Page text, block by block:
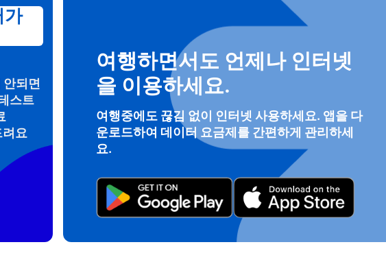
팝업 닫기
do I get my eSim?
get your eSIM, start by checking if your device supports eSIM technology.
contact your mobile carrier to request an eSIM activation. They will
you with a QR code or activation details that you can scan or enter
your device settings. Once activated, you can enjoy the benefits of eSIM
가
되면
스트
려요
여행하면서도 언제나 인터넷
을 이용하세요.
여행중에도 끊김 없이 인터넷 사용하세요. 앱을 다
운로드하여 데이터 요금제를 간편하게 관리하세
요.
로그인 또는 회원가입
계정을 계속 이용하거나 몇 초 만에 새로 만드세요.